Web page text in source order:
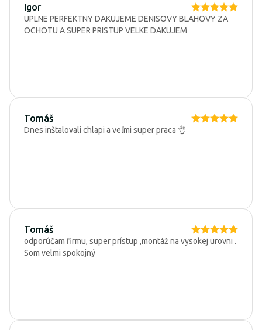
Igor
UPLNE PERFEKTNY DAKUJEME DENISOVY BLAHOVY ZA
OCHOTU A SUPER PRISTUP VELKE DAKUJEM
Tomáš
Dnes inštalovali chlapi a veľmi super praca 👌
Tomáš
odporúčam firmu, super prístup ,montáž na vysokej urovni .
Som velmi spokojný